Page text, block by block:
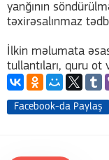
yanğının
təxirəsalınmaz
İlkin məlumata
tullantıları, quru ot
Facebook-da Paylaş